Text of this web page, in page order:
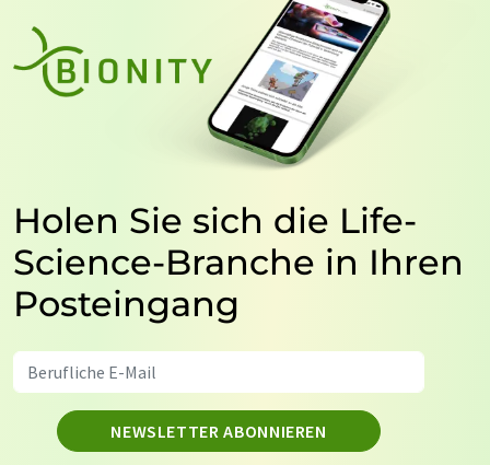
Holen Sie sich die Life-
Science-Branche in Ihren
Posteingang
NEWSLETTER ABONNIEREN